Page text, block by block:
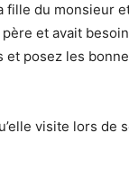
fille du monsieur
et avait besoin
et posez les
visite lors de